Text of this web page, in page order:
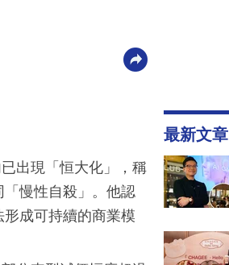
出現「恒大化」，稱
慢性自殺」。他認
成可持續的商業模
最新文章